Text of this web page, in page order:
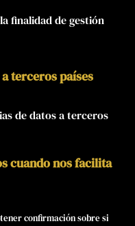
finalidad de gestión
terceros países
de datos a terceros
cuando nos facilita
confirmación sobre si